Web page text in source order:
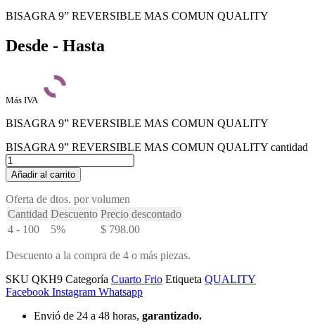
BISAGRA 9” REVERSIBLE MAS COMUN QUALITY
Desde - Hasta
Más IVA
BISAGRA 9” REVERSIBLE MAS COMUN QUALITY
BISAGRA 9” REVERSIBLE MAS COMUN QUALITY cantidad
Añadir al carrito
Oferta de dtos. por volumen
Cantidad Descuento Precio descontado
4 - 100
5% $ 798.00
Descuento a la compra de 4 o más piezas.
SKU QKH9 Categoría Cuarto Frio Etiqueta QUALITY
Facebook Instagram Whatsapp
Envió de 24 a 48 horas, garantizado.